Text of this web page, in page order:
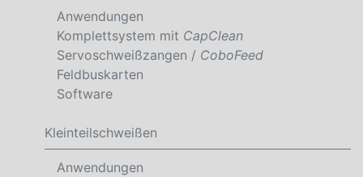
Anwendungen
Komplettsystem mit CapClean
Servoschweißzangen / CoboFeed
Feldbuskarten
Software
Kleinteilschweißen
Anwendungen